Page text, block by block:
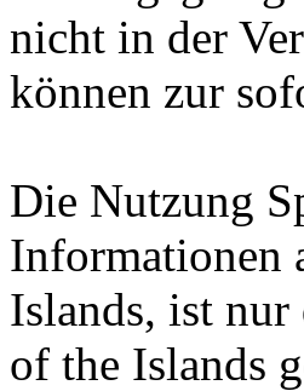
nicht in der
können zur
Die Nutzung
Informationen
Islands, ist
of the Islands